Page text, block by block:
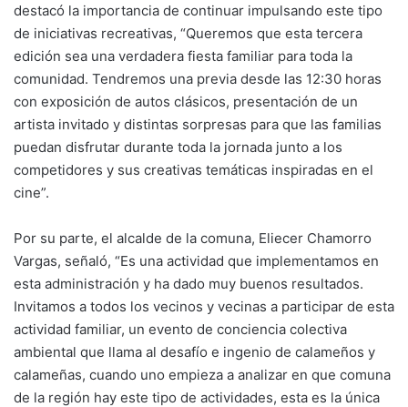
destacó la importancia de continuar impulsando este tipo
de iniciativas recreativas, “Queremos que esta tercera
edición sea una verdadera fiesta familiar para toda la
comunidad. Tendremos una previa desde las 12:30 horas
con exposición de autos clásicos, presentación de un
artista invitado y distintas sorpresas para que las familias
puedan disfrutar durante toda la jornada junto a los
competidores y sus creativas temáticas inspiradas en el
cine”.
Por su parte, el alcalde de la comuna, Eliecer Chamorro
Vargas, señaló, “Es una actividad que implementamos en
esta administración y ha dado muy buenos resultados.
Invitamos a todos los vecinos y vecinas a participar de esta
actividad familiar, un evento de conciencia colectiva
ambiental que llama al desafío e ingenio de calameños y
calameñas, cuando uno empieza a analizar en que comuna
de la región hay este tipo de actividades, esta es la única